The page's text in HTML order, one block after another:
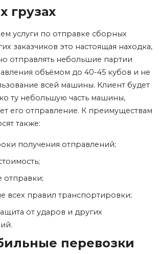
грузах
услуги по отправке сборных
заказчиков это настоящая находка,
отправлять небольшие партии
объёмом до 40-45 кубов и не
всей машины. Клиент будет
ту небольшую часть машины,
его отправление. К преимуществам
также:
получения отправлений;
отправки;
всех правил транспортировки;
от ударов и других
перевозки